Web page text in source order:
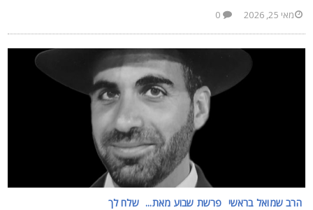
מאי 25, 2026
0
הרב שמואל בראשי פרשת שבוע מאת... שלח לך